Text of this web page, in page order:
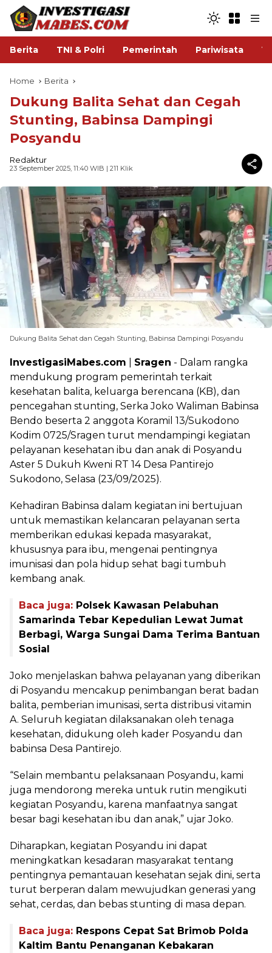
Berita TNI & Polri Pemerintah Pariwisata
Home Berita
Dukung Balita Sehat dan Cegah
Stunting, Babinsa Dampingi
Posyandu
Redaktur
23 September 2025, 11:40 WIB | 211 Klik
Dukung Balita Sehat dan Cegah Stunting, Babinsa Dampingi Posyandu
InvestigasiMabes.com Sragen - Dalam rangka
mendukung program pemerintah terkait
kesehatan balita, keluarga berencana (KB), dan
pencegahan stunting, Serka Joko Waliman Babinsa
Bendo beserta 2 anggota Koramil 13/Sukodono
Kodim 0725/Sragen turut mendampingi kegiatan
pelayanan kesehatan ibu dan anak di Posyandu
Aster 5 Dukuh Kweni RT 14 Desa Pantirejo
Sukodono, Selasa (23/09/2025).
Kehadiran Babinsa dalam kegiatan ini bertujuan
untuk memastikan kelancaran pelayanan serta
memberikan edukasi kepada masyarakat,
khususnya para ibu, mengenai pentingnya
imunisasi dan pola hidup sehat bagi tumbuh
kembang anak.
Baca juga: Polsek Kawasan Pelabuhan
Samarinda Tebar Kepedulian Lewat Jumat
Berbagi, Warga Sungai Dama Terima Bantuan
Sosial
Joko menjelaskan bahwa pelayanan yang diberikan
di Posyandu mencakup penimbangan berat badan
balita, pemberian imunisasi, serta distribusi vitamin
A. Seluruh kegiatan dilaksanakan oleh tenaga
kesehatan, didukung oleh kader Posyandu dan
babinsa Desa Pantirejo.
“Selain membantu pelaksanaan Posyandu, kami
juga mendorong mereka untuk rutin mengikuti
kegiatan Posyandu, karena manfaatnya sangat
besar bagi kesehatan ibu dan anak,” ujar Joko.
Diharapkan, kegiatan Posyandu ini dapat
meningkatkan kesadaran masyarakat tentang
pentingnya pemantauan kesehatan sejak dini, serta
turut berperan dalam mewujudkan generasi yang
sehat, cerdas, dan bebas stunting di masa depan.
Baca juga: Respons Cepat Sat Brimob Polda
Kaltim Bantu Penanganan Kebakaran